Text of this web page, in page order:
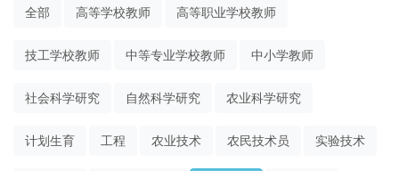
全部 高等学校教师 高等职业学校教师
技工学校教师 中等专业学校教师 中小学教师
社会科学研究 自然科学研究 农业科学研究
计划生育 工程 农业技术 农民技术员 实验技术